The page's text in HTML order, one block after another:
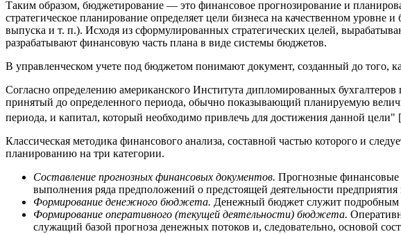
Таким образом, бюджетирование — это финансовое прогнозирование и
стратегическое планирование определяет цели бизнеса на качественном
выпуска и т. п.). Исходя из сформулированных стратегических целей,
разрабатывают финансовую часть плана в виде системы бюджетов.
В управленческом учете под бюджетом понимают документ, созданный до того,
Согласно определению американского Института дипломированных
принятый до определенного периода, обычно показывающий планируемую
периода, и капитал, который необходимо привлечь для достижения данной цели" [
Классическая методика финансового анализа, составной частью которого и
планированию на три категории.
Составление прогнозных финансовых документов. Прогнозные финансовые
выполнения ряда предположений о предстоящей деятельности
Формирование денежного бюджета. Денежный бюджет служит подробным
Формирование оперативного (текущей деятельности) бюджета.
служащий базой прогноза денежных потоков и, следовательно, основой